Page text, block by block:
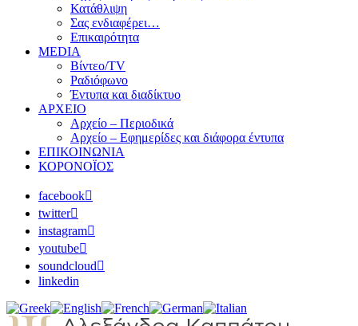
Κατάθλιψη
Σας ενδιαφέρει…
Επικαιρότητα
MEDIA
Βίντεο/TV
Ραδιόφωνο
Έντυπα και διαδίκτυο
ΑΡΧΕΙΟ
Αρχείο – Περιοδικά
Αρχείο – Εφημερίδες και διάφορα έντυπα
ΕΠΙΚΟΙΝΩΝΙΑ
ΚΟΡΟΝΟΪΟΣ
facebook
twitter
instagram
youtube
soundcloud
linkedin